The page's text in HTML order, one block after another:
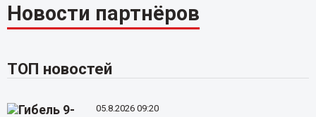
Новости партнёров
ТОП новостей
05.8.2026 09:20